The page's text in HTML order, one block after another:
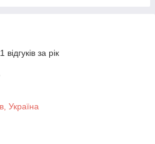
за рік
Україна